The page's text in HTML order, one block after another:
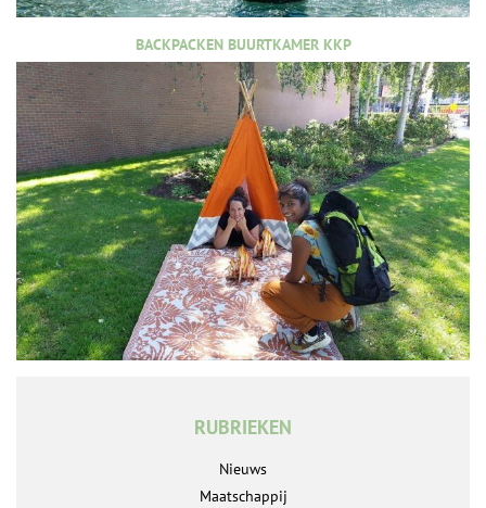
BACKPACKEN BUURTKAMER KKP
RUBRIEKEN
Nieuws
Maatschappij